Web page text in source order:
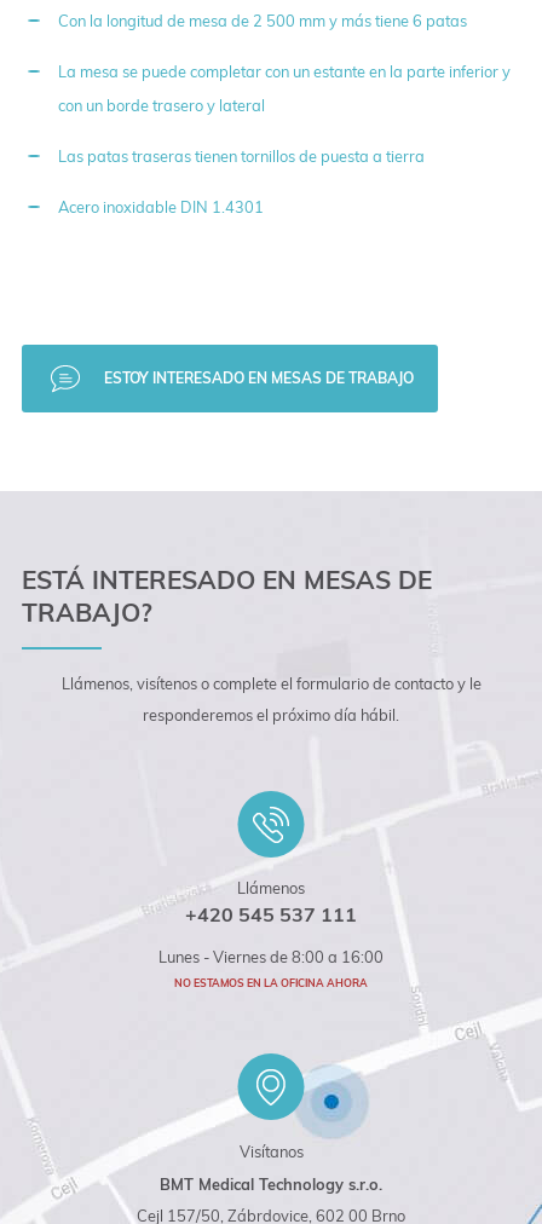
Con la longitud de mesa de 2 500 mm y más tiene 6 patas
La mesa se puede completar con un estante en la parte inferior y
con un borde trasero y lateral
Las patas traseras tienen tornillos de puesta a tierra
Acero inoxidable DIN 1.4301
ESTOY INTERESADO EN MESAS DE TRABAJO
ESTÁ INTERESADO EN MESAS DE
TRABAJO?
Llámenos, visítenos o complete el formulario de contacto y le
responderemos el próximo día hábil.
Llámenos
+420 545 537 111
Lunes - Viernes de 8:00 a 16:00
NO ESTAMOS EN LA OFICINA AHORA
Visítanos
BMT Medical Technology s.r.o.
Cejl 157/50, Zábrdovice, 602 00 Brno